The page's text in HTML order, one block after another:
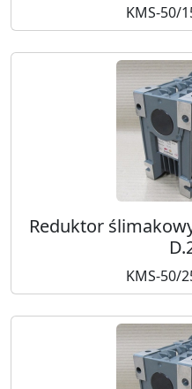
KMS-50/
Reduktor
KMS-50/